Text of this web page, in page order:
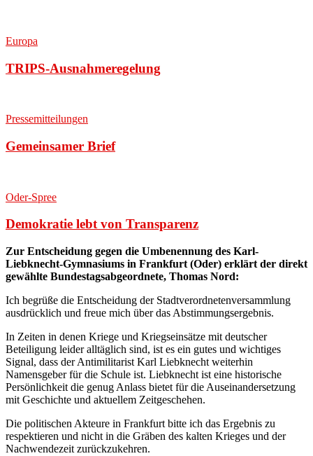
Europa
TRIPS-Ausnahmeregelung
Pressemitteilungen
Gemeinsamer Brief
Oder-Spree
Demokratie lebt von Transparenz
Zur Entscheidung gegen die Umbenennung des Karl-
Liebknecht-Gymnasiums in Frankfurt (Oder) erklärt der direkt
gewählte Bundestagsabgeordnete, Thomas Nord:
Ich begrüße die Entscheidung der Stadtverordnetenversammlung
ausdrücklich und freue mich über das Abstimmungsergebnis.
In Zeiten in denen Kriege und Kriegseinsätze mit deutscher
Beteiligung leider alltäglich sind, ist es ein gutes und wichtiges
Signal, dass der Antimilitarist Karl Liebknecht weiterhin
Namensgeber für die Schule ist. Liebknecht ist eine historische
Persönlichkeit die genug Anlass bietet für die Auseinandersetzung
mit Geschichte und aktuellem Zeitgeschehen.
Die politischen Akteure in Frankfurt bitte ich das Ergebnis zu
respektieren und nicht in die Gräben des kalten Krieges und der
Nachwendezeit zurückzukehren.